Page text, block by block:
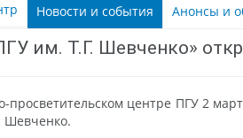
Новости и события Анонсы и
им. Т.Г. Шевченко»
просветительском центре ПГУ 2
Шевченко.